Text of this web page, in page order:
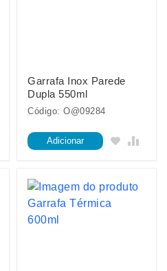
Garrafa Inox Parede
Dupla 550ml
Código: O@09284
Adicionar